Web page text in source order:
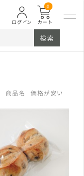
カート
0
ログイン
検索
商品名 価格が安い